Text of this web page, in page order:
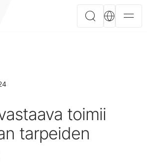
toimii
tarpeiden